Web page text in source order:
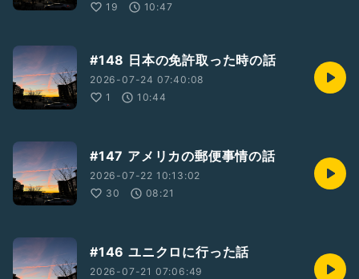
19
10:47
#148 日本の免許取った時の話
2026-07-24 07:40:08
1
10:44
#147 アメリカの郵便事情の話
2026-07-22 10:13:02
30
08:21
#146 ユニクロに行った話
2026-07-21 07:06:49